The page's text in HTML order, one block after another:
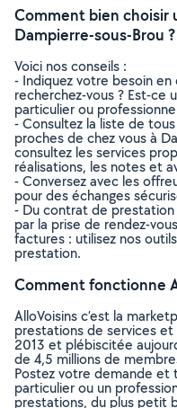
Comment bien choisir
Dampierre-sous-Brou ?
Voici nos conseils :
- Indiquez votre besoin
recherchez-vous ? Est-ce
particulier ou
- Consultez la liste de
proches de chez vous à
consultez les services
réalisations, les notes et
- Conversez avec les
pour des échanges
- Du contrat de
par la prise de rendez-
factures : utilisez nos
prestation.
Comment fonctionne
AlloVoisins c’est la
prestations de services
2013 et plébiscitée
de 4,5 millions de
Postez votre demande et
particulier ou un
prestations, du plus petit